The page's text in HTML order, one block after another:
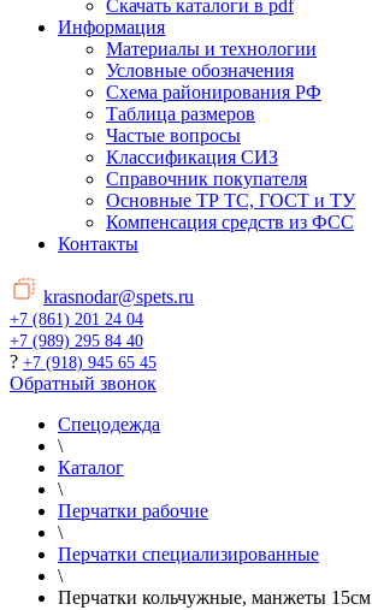
Скачать каталоги в pdf
Информация
Материалы и технологии
Условные обозначения
Схема районирования РФ
Таблица размеров
Частые вопросы
Классификация СИЗ
Справочник покупателя
Основные ТР ТС, ГОСТ и ТУ
Компенсация средств из ФСС
Контакты
krasnodar@spets.ru
+7 (861) 201 24 04
+7 (989) 295 84 40
? +7 (918) 945 65 45
Обратный звонок
Спецодежда
\
Каталог
\
Перчатки рабочие
\
Перчатки специализированные
\
Перчатки кольчужные, манжеты 15см